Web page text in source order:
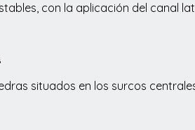
con la aplicación del canal
situados en los surcos